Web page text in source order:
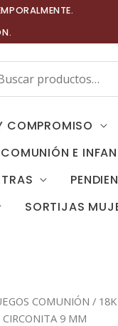
COMPROMISO
COMUNIÓN E
SORTIJAS
COMUNIÓN /
9 MM